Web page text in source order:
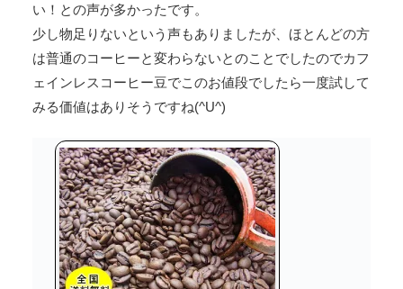
い！との声が多かったです。
少し物足りないという声もありましたが、ほとんどの方
は普通のコーヒーと変わらないとのことでしたのでカフ
ェインレスコーヒー豆でこのお値段でしたら一度試して
みる価値はありそうですね(^U^)